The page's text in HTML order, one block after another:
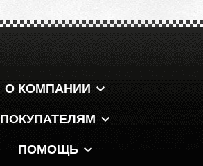
О КОМПАНИИ
ПОКУПАТЕЛЯМ
ПОМОЩЬ